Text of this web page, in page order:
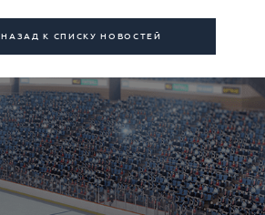
НАЗАД К СПИСКУ НОВОСТЕЙ